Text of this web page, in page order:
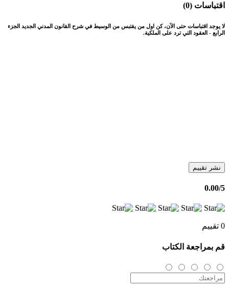
اقتباسات (0)
لا يوجد اقتباسات حتى الآن، كن اول من يقتبس من الوسيط في شرح القانون المدني الجديد الجزء
الرابع - العقود التي ترد على الملكية.
نشر تقييم
0.00/5
0 تقييم
قم بمراجعة الكتاب